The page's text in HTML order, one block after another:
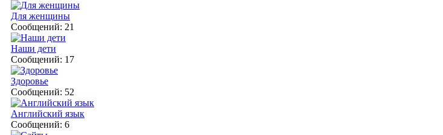
Для женщины
Сообщений: 21
Наши дети
Сообщений: 17
Здоровье
Сообщений: 52
Английский язык
Сообщений: 6